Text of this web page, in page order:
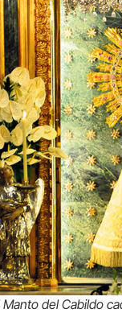
del Cabildo